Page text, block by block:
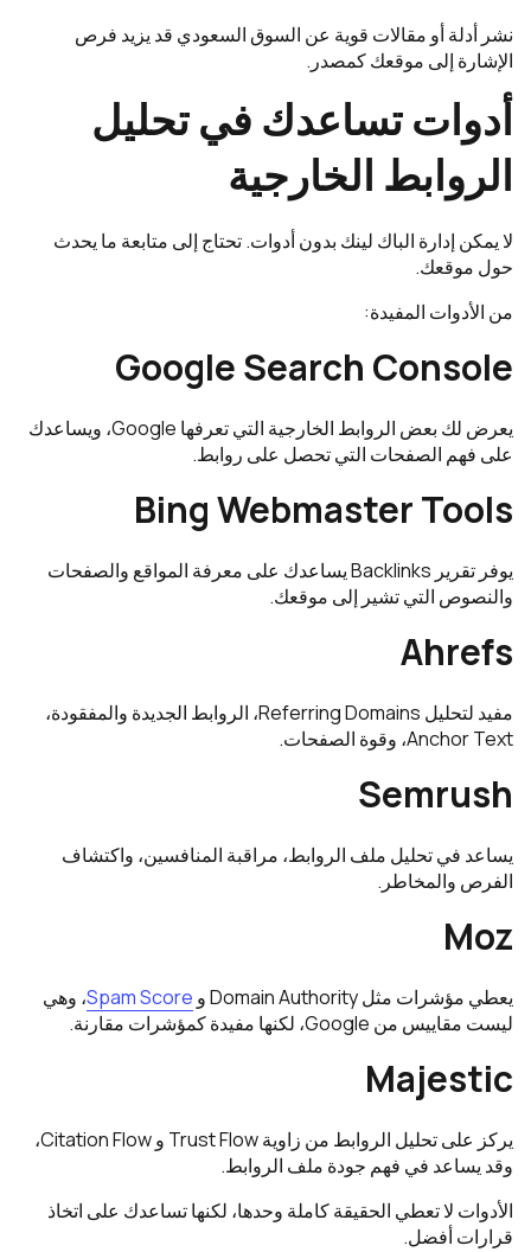
نشر أدلة أو مقالات قوية عن السوق السعودي قد يزيد فرص
الإشارة إلى موقعك كمصدر.
أدوات تساعدك في تحليل
الروابط الخارجية
لا يمكن إدارة الباك لينك بدون أدوات. تحتاج إلى متابعة ما يحدث
حول موقعك.
من الأدوات المفيدة:
Google Search Console
يعرض لك بعض الروابط الخارجية التي تعرفها Google، ويساعدك
على فهم الصفحات التي تحصل على روابط.
Bing Webmaster Tools
يوفر تقرير Backlinks يساعدك على معرفة المواقع والصفحات
والنصوص التي تشير إلى موقعك.
Ahrefs
مفيد لتحليل Referring Domains، الروابط الجديدة والمفقودة،
Anchor Text، وقوة الصفحات.
Semrush
يساعد في تحليل ملف الروابط، مراقبة المنافسين، واكتشاف
الفرص والمخاطر.
Moz
يعطي مؤشرات مثل Domain Authority و Spam Score، وهي
ليست مقاييس من Google، لكنها مفيدة كمؤشرات مقارنة.
Majestic
يركز على تحليل الروابط من زاوية Trust Flow و Citation Flow،
وقد يساعد في فهم جودة ملف الروابط.
الأدوات لا تعطي الحقيقة كاملة وحدها، لكنها تساعدك على اتخاذ
قرارات أفضل.